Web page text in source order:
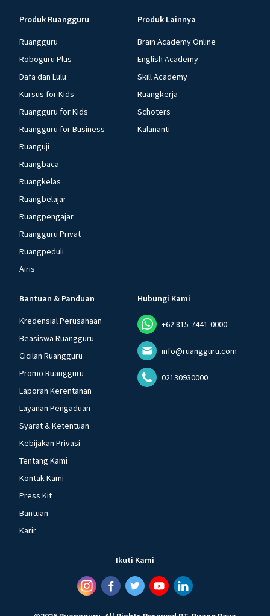
Produk Ruangguru
Ruangguru
Roboguru Plus
Dafa dan Lulu
Kursus for Kids
Ruangguru for Kids
Ruangguru for Business
Ruanguji
Ruangbaca
Ruangkelas
Ruangbelajar
Ruangpengajar
Ruangguru Privat
Ruangpeduli
Airis
Produk Lainnya
Brain Academy Online
English Academy
Skill Academy
Ruangkerja
Schoters
Kalananti
Bantuan & Panduan
Kredensial Perusahaan
Beasiswa Ruangguru
Cicilan Ruangguru
Promo Ruangguru
Laporan Kerentanan
Layanan Pengaduan
Syarat & Ketentuan
Kebijakan Privasi
Tentang Kami
Kontak Kami
Press Kit
Bantuan
Karir
Hubungi Kami
+62 815-7441-0000
info@ruangguru.com
02130930000
Ikuti Kami